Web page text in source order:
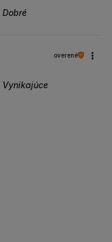
Dobré
overené
Vynikajúce